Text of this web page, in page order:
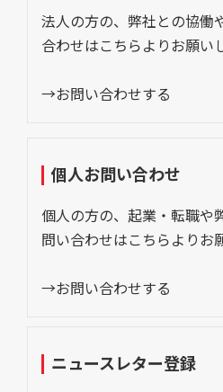
法人の方の、弊社との協働
合わせはこちらよりお願い
→お問い合わせする
個人お問い合わせ
個人の方の、起業・転職や
問い合わせはこちらよりお
→お問い合わせする
ニュースレター登録